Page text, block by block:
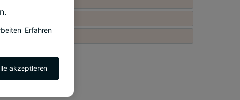
Erfahren
akzeptieren